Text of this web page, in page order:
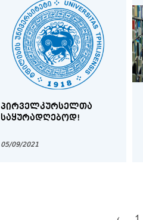
ᲞᲘᲠᲕᲔᲚᲙᲣᲠᲡᲔᲚᲗᲐ
ᲡᲐᲧᲣᲠᲐᲓᲦᲔᲑᲝᲓ!
05/09/2021